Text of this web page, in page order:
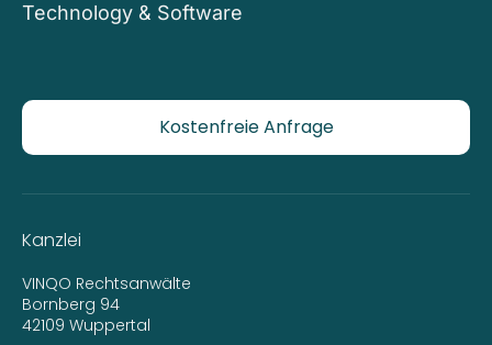
Technology & Software
Kostenfreie Anfrage
Kanzlei
VINQO Rechtsanwälte
Bornberg 94
42109 Wuppertal